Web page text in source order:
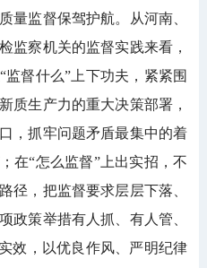
量监督保驾护航。从河南、
监察机关的监督实践来看，
督什么”上下功夫，紧紧围
质生产力的重大决策部署，
，抓牢问题矛盾最集中的着
在“怎么监督”上出实招，不
径，把监督要求层层下落、
政策举措有人抓、有人管、
效，以优良作风、严明纪律